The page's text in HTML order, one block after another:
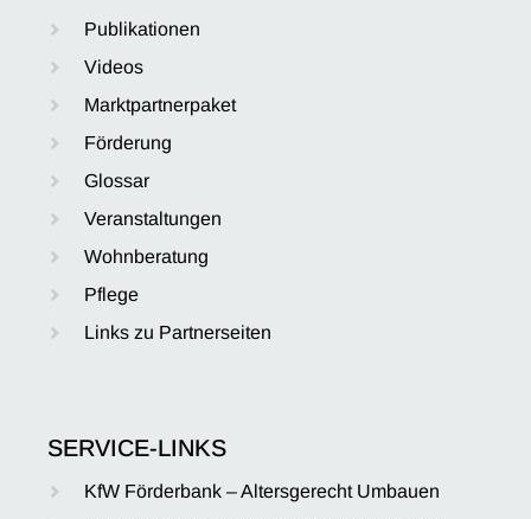
Publikationen
Videos
Marktpartnerpaket
Förderung
Glossar
Veranstaltungen
Wohnberatung
Pflege
Links zu Partnerseiten
SERVICE-LINKS
KfW Förderbank – Altersgerecht Umbauen